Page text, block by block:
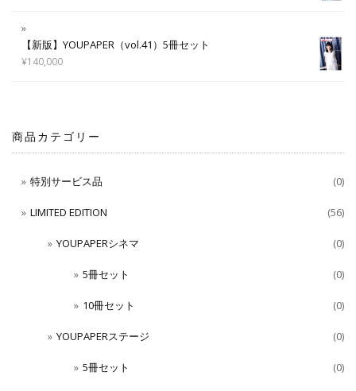
【新版】YOUPAPER（vol.41）5冊セット
¥140,000
商品カテゴリー
特別サービス品 (0)
LIMITED EDITION (56)
YOUPAPERシネマ (0)
5冊セット (0)
10冊セット (0)
YOUPAPERステージ (0)
5冊セット (0)